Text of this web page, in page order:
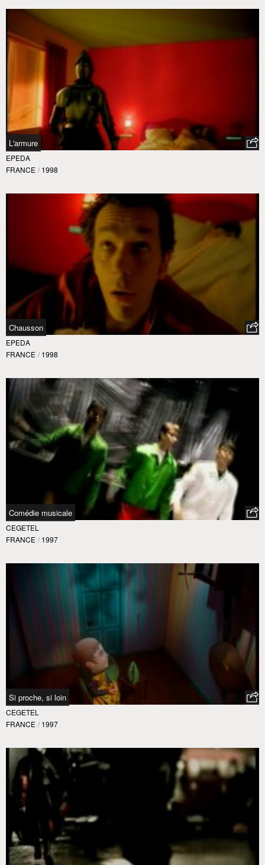
L'armure
EPEDA
FRANCE / 1998
Chausson
EPEDA
FRANCE / 1998
Comédie musicale
CEGETEL
FRANCE / 1997
Si proche, si loin
CEGETEL
FRANCE / 1997